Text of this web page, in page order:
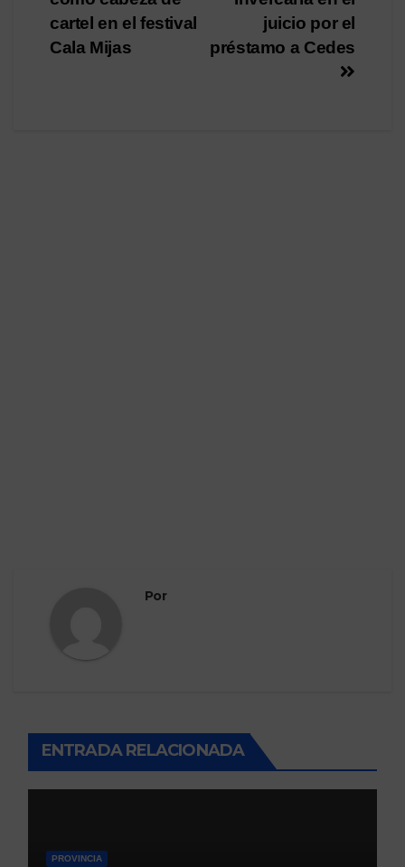
juicio por el
préstamo a Cedes
cartel en el festival
Cala Mijas
Por
ENTRADA RELACIONADA
PROVINCIA